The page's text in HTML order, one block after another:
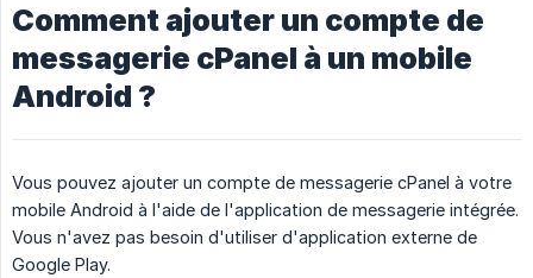
Comment ajouter un compte de
messagerie cPanel à un mobile
Android ?
Vous pouvez ajouter un compte de messagerie cPanel à votre
mobile Android à l'aide de l'application de messagerie intégrée.
Vous n'avez pas besoin d'utiliser d'application externe de
Google Play.